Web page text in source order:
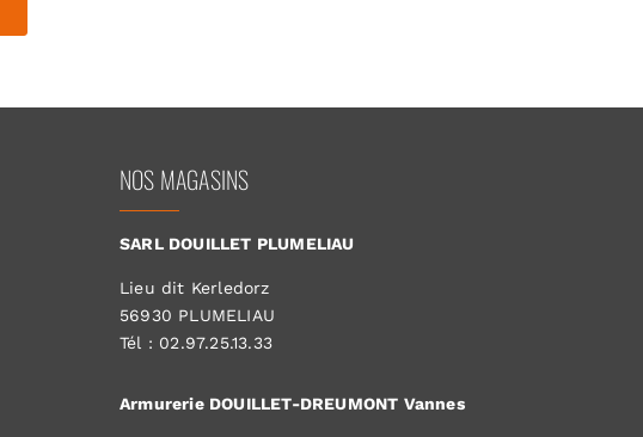
NOS MAGASINS
SARL DOUILLET PLUMELIAU
Lieu dit Kerledorz
56930 PLUMELIAU
Tél : 02.97.25.13.33
Armurerie DOUILLET-DREUMONT Vannes